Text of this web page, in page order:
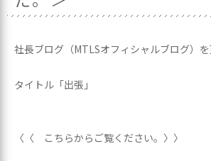
社長ブログ（MTLSオフィシャルブログ）を
タイトル「出張」
〈〈 こちらからご覧ください。〉〉